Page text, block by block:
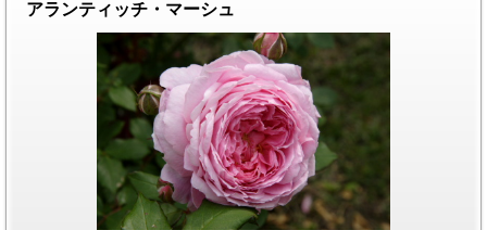
アランティッチ・マーシュ